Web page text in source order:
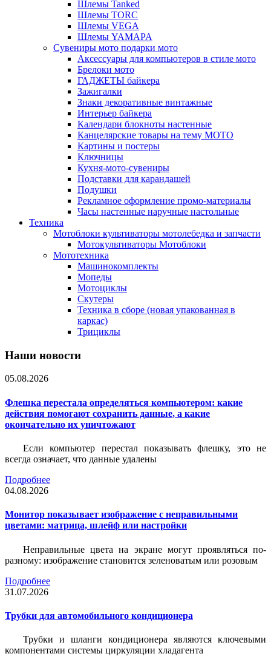
Шлемы Tanked
Шлемы TORC
Шлемы VEGA
Шлемы YAMAPA
Сувениры мото подарки мото
Аксессуары для компьютеров в стиле мото
Брелоки мото
ГАДЖЕТЫ байкера
Зажигалки
Знаки декоративные винтажные
Интерьер байкера
Календари блокноты настенные
Канцелярские товары на тему МОТО
Картины и постеры
Ключницы
Кухня-мото-сувениры
Подставки для карандашей
Подушки
Рекламное оформление промо-материалы
Часы настенные наручные настольные
Техника
Мотоблоки культиваторы мотолебедка и запчасти
Мотокультиваторы Мотоблоки
Мототехника
Машинокомплекты
Мопеды
Мотоциклы
Скутеры
Техника в сборе (новая упакованная в
каркас)
Трициклы
Наши новости
05.08.2026
Флешка перестала определяться компьютером: какие
действия помогают сохранить данные, а какие
окончательно их уничтожают
Если компьютер перестал показывать флешку, это не
всегда означает, что данные удалены
Подробнее
04.08.2026
Монитор показывает изображение с неправильными
цветами: матрица, шлейф или настройки
Неправильные цвета на экране могут проявляться по-
разному: изображение становится зеленоватым или розовым
Подробнее
31.07.2026
Трубки для автомобильного кондиционера
Трубки и шланги кондиционера являются ключевыми
компонентами системы циркуляции хладагента